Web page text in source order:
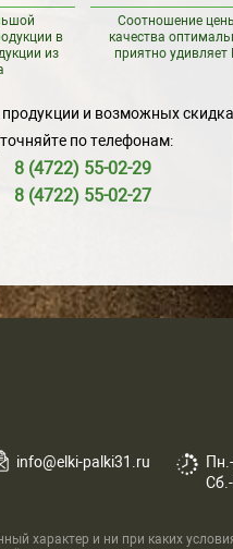
в
из
Соотношение
качества
приятно удивляет
и возможных
по телефонам:
8 (4722) 55-02-29
8 (4722) 55-02-27
info@elki-palki31.ru
характер и ни при каких